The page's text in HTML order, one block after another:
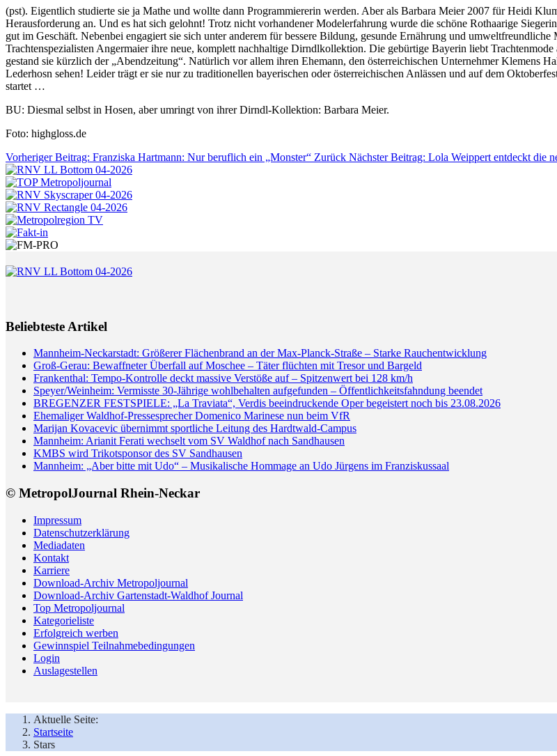
(pst). Eigentlich studierte sie ja Mathe und wollte dann Programmiererin werden. Aber als Barbara Meier 2007 für Heidi
Herausforderung an. Und es hat sich gelohnt! Trotz nicht vorhandener Modelerfahrung wurde die schöne Rothaarige
gut im Geschäft. Nebenbei engagiert sie sich unter anderem für bessere Bildung, gesunde Ernährung und umweltfreundliche
Trachtenspezialisten Angermaier ihre neue, komplett nachhaltige Dirndlkollektion. Die gebürtige Bayerin liebt
gestand sie kürzlich der „Abendzeitung“. Natürlich vor allem ihren Ehemann, den österreichischen Unternehmer Klemens
Lederhosn sehen! Leider trägt er sie nur zu traditionellen bayerischen oder österreichischen Anlässen und auf dem
startet …
BU: Diesmal selbst in Hosen, aber umringt von ihrer Dirndl-Kollektion: Barbara Meier.
Foto: highgloss.de
Vorheriger Beitrag: Franziska Hartmann: Nur beruflich ein „Monster“ Zurück Nächster Beitrag: Lola Weippert entdeckt die
Beliebteste Artikel
Mannheim-Neckarstadt: Größerer Flächenbrand an der Max-Planck-Straße – Starke Rauchentwicklung
Groß-Gerau: Bewaffneter Überfall auf Moschee – Täter flüchten mit Tresor und Bargeld
Frankenthal: Tempo-Kontrolle deckt massive Verstöße auf – Spitzenwert bei 128 km/h
Speyer/Weinheim: Vermisste 30-Jährige wohlbehalten aufgefunden – Öffentlichkeitsfahndung beendet
BREGENZER FESTSPIELE: „La Traviata“, Verdis beeindruckende Oper begeistert noch bis 23.08.2026
Ehemaliger Waldhof-Pressesprecher Domenico Marinese nun beim VfR
Marijan Kovacevic übernimmt sportliche Leitung des Hardtwald-Campus
Mannheim: Arianit Ferati wechselt vom SV Waldhof nach Sandhausen
KMBS wird Trikotsponsor des SV Sandhausen
Mannheim: „Aber bitte mit Udo“ – Musikalische Hommage an Udo Jürgens im Franziskussaal
© MetropolJournal Rhein-Neckar
Impressum
Datenschutzerklärung
Mediadaten
Kontakt
Karriere
Download-Archiv Metropoljournal
Download-Archiv Gartenstadt-Waldhof Journal
Top Metropoljournal
Kategorieliste
Erfolgreich werben
Gewinnspiel Teilnahmebedingungen
Login
Auslagestellen
Aktuelle Seite:
Startseite
Stars